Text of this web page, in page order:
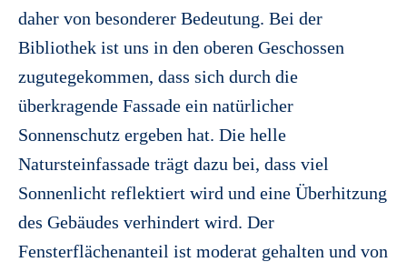
daher von besonderer Bedeutung. Bei der
Bibliothek ist uns in den oberen Geschossen
zugutegekommen, dass sich durch die
überkragende Fassade ein natürlicher
Sonnenschutz ergeben hat. Die helle
Natursteinfassade trägt dazu bei, dass viel
Sonnenlicht reflektiert wird und eine Überhitzung
des Gebäudes verhindert wird. Der
Fensterflächenanteil ist moderat gehalten und von